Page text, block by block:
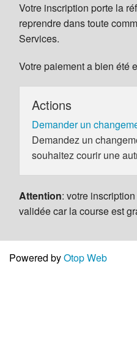
Votre inscription porte la
reprendre dans toute
Services.
Votre paiement a bien été
Actions
Demander un
Demandez un
souhaitez courir une
Attention: votre
validée car la course est
Powered byOtop Web